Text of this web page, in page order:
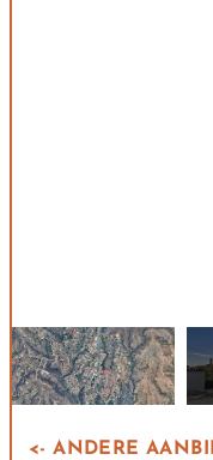
<- ANDERE